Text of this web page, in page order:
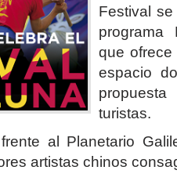
Festival
programa
que
espacio
turistas.
al Planetario
artistas chinos